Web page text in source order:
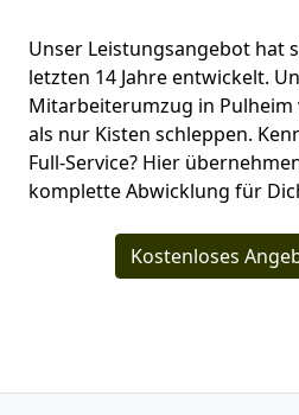
Unser Leistungsangebot hat
letzten 14 Jahre entwickelt.
Mitarbeiterumzug in Pulheim
als nur Kisten schleppen.
Full-Service? Hier
komplette Abwicklung für
Kostenloses